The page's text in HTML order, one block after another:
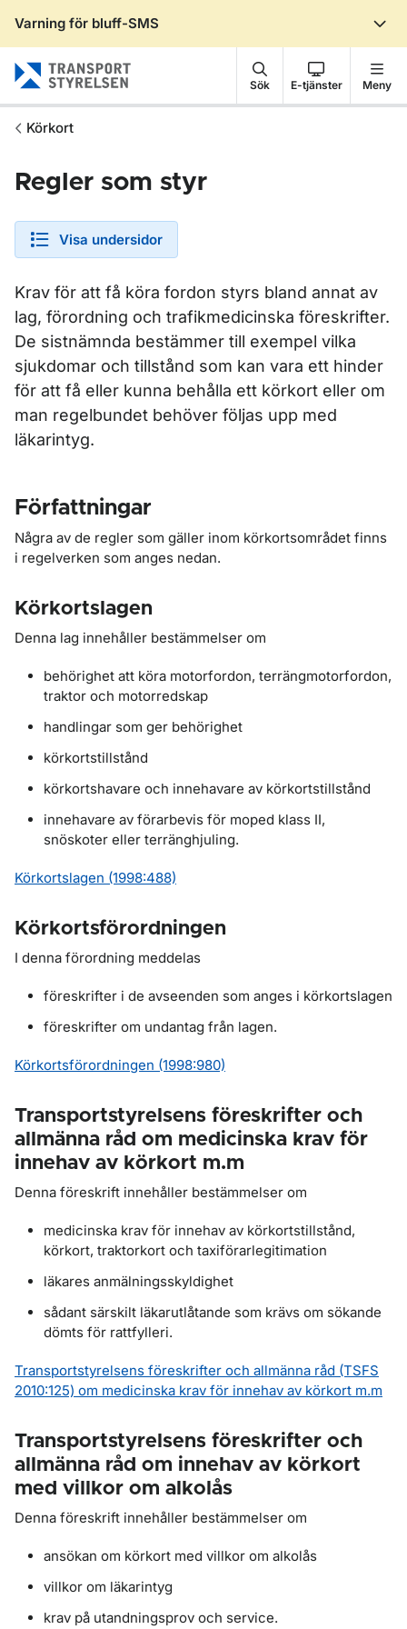
Varning för bluff-SMS
Sök E-tjänster Meny
Körkort
Regler som styr
Visa undersidor
Krav för att få köra fordon styrs bland annat av
lag, förordning och trafikmedicinska föreskrifter.
De sistnämnda bestämmer till exempel vilka
sjukdomar och tillstånd som kan vara ett hinder
för att få eller kunna behålla ett körkort eller om
man regelbundet behöver följas upp med
läkarintyg.
Författningar
Några av de regler som gäller inom körkortsområdet finns
i regelverken som anges nedan.
Körkortslagen
Denna lag innehåller bestämmelser om
behörighet att köra motorfordon, terrängmotorfordon,
traktor och motorredskap
handlingar som ger behörighet
körkortstillstånd
körkortshavare och innehavare av körkortstillstånd
innehavare av förarbevis för moped klass II,
snöskoter eller terränghjuling.
Körkortslagen (1998:488)
Körkortsförordningen
I denna förordning meddelas
föreskrifter i de avseenden som anges i körkortslagen
föreskrifter om undantag från lagen.
Körkortsförordningen (1998:980)
Transportstyrelsens föreskrifter och
allmänna råd om medicinska krav för
innehav av körkort m.m
Denna föreskrift innehåller bestämmelser om
medicinska krav för innehav av körkortstillstånd,
körkort, traktorkort och taxiförarlegitimation
läkares anmälningsskyldighet
sådant särskilt läkarutlåtande som krävs om sökande
dömts för rattfylleri.
Transportstyrelsens föreskrifter och allmänna råd (TSFS
2010:125) om medicinska krav för innehav av körkort m.m
Transportstyrelsens föreskrifter och
allmänna råd om innehav av körkort
med villkor om alkolås
Denna föreskrift innehåller bestämmelser om
ansökan om körkort med villkor om alkolås
villkor om läkarintyg
krav på utandningsprov och service.